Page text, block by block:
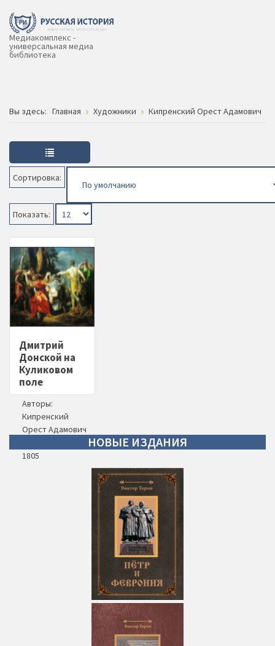
Медиакомплекс -
универсальная медиа
библиотека
Вы здесь: Главная Художники Кипренский Орест Адамович
Сортировка:
Показать:
Дмитрий
Донской на
Куликовом
поле
Авторы:
Кипренский
Орест Адамович
1805
НОВЫЕ ИЗДАНИЯ